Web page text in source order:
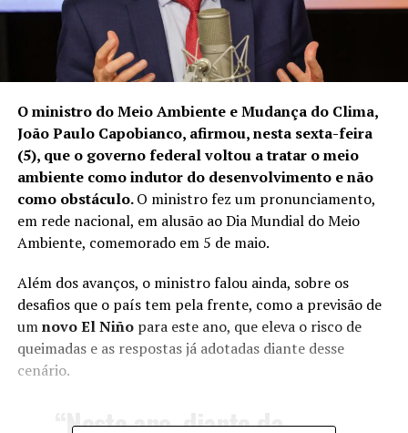
O ministro do Meio Ambiente e Mudança do Clima,
João Paulo Capobianco, afirmou, nesta sexta-feira
(5), que o governo federal voltou a tratar o meio
ambiente como indutor do desenvolvimento e não
como obstáculo.O ministro fez um pronunciamento,
em rede nacional, em alusão ao Dia Mundial do Meio
Ambiente, comemorado em 5 de maio.
Além dos avanços, o ministro falou ainda, sobre os
desafios que o país tem pela frente, como a previsão de
umnovo El Niño para este ano, que eleva o risco de
queimadas e as respostas já adotadas diante desse
cenário.
“Neste ano, diante da